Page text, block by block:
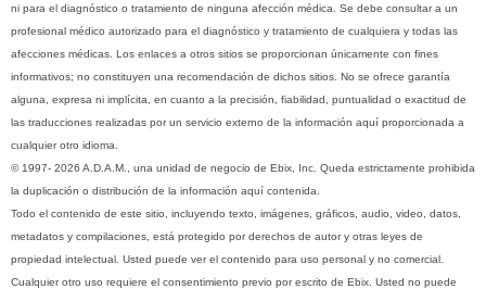
ni para el diagnóstico o tratamiento de ninguna afección médica. Se debe consultar a un
profesional médico autorizado para el diagnóstico y tratamiento de cualquiera y todas las
afecciones médicas. Los enlaces a otros sitios se proporcionan únicamente con fines
informativos; no constituyen una recomendación de dichos sitios. No se ofrece garantía
alguna, expresa ni implícita, en cuanto a la precisión, fiabilidad, puntualidad o exactitud de
las traducciones realizadas por un servicio externo de la información aquí proporcionada a
cualquier otro idioma.
© 1997- 2026 A.D.A.M., una unidad de negocio de Ebix, Inc. Queda estrictamente prohibida
la duplicación o distribución de la información aquí contenida.
Todo el contenido de este sitio, incluyendo texto, imágenes, gráficos, audio, video, datos,
metadatos y compilaciones, está protegido por derechos de autor y otras leyes de
propiedad intelectual. Usted puede ver el contenido para uso personal y no comercial.
Cualquier otro uso requiere el consentimiento previo por escrito de Ebix. Usted no puede